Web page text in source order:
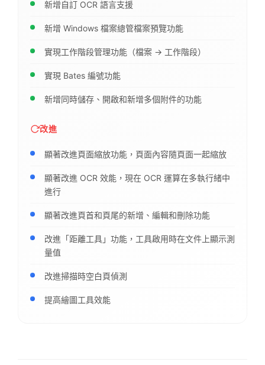
新增自訂 OCR 語言支援
新增 Windows 檔案總管檔案預覽功能
實現工作階段管理功能（檔案 → 工作階段）
實現 Bates 編號功能
新增同時儲存、開啟和新增多個附件的功能
改進
顯著改進頁面縮放功能，頁面內容隨頁面一起縮放
顯著改進 OCR 效能，現在 OCR 運算在多執行緒中
進行
顯著改進頁首和頁尾的新增、編輯和刪除功能
改進「距離工具」功能，工具啟用時在文件上顯示測
量值
改進掃描時空白頁偵測
提高繪圖工具效能